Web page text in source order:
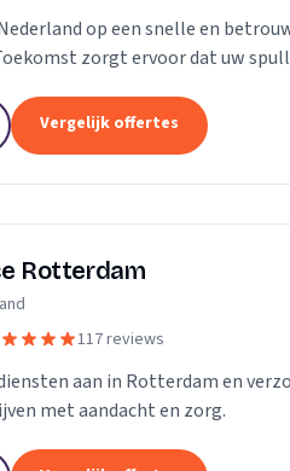
op een snelle en
zorgt ervoor dat uw
Vergelijk offertes
Rotterdam
117 reviews
aan in Rotterdam en
met aandacht en zorg.